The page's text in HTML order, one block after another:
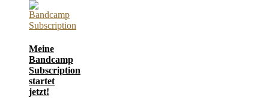
Meine
Bandcamp
Subscription
startet
jetzt!